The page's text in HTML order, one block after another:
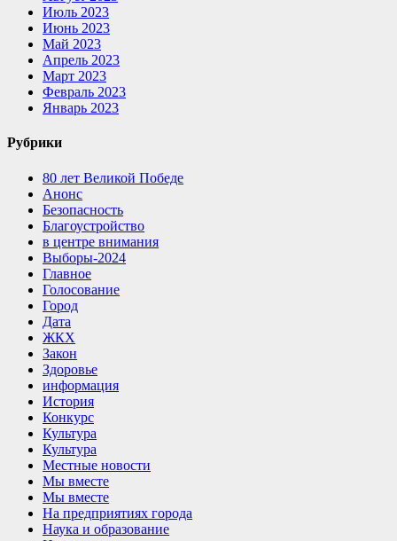
Июль 2023
Июнь 2023
Май 2023
Апрель 2023
Март 2023
Февраль 2023
Январь 2023
Рубрики
80 лет Великой Победе
Анонс
Безопасность
Благоустройство
в центре внимания
Выборы-2024
Главное
Голосование
Город
Дата
ЖКХ
Закон
Здоровье
информация
История
Конкурс
Культура
Культура
Местные новости
Мы вместе
Мы вместе
На предприятиях города
Наука и образование